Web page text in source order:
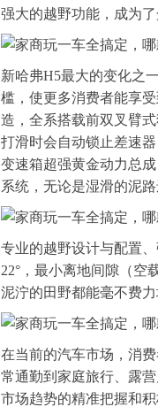
强大的越野功能，成为
新哈弗H5最大的变化之
槛，使更多消费者能享
造，全系搭载前双叉臂
打滑时会自动锁止差速
变速箱超强黄金动力总
系统，无论是湿滑的泥
专业的越野设计与配置
22°，最小离地间隙（空
泥泞的田野都能毫不费
在当前的汽车市场，消
常通勤到家庭旅行、露
市场趋势的精准把握和